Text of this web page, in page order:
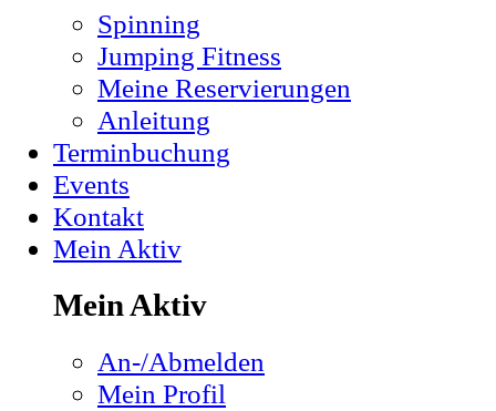
Spinning
Jumping Fitness
Meine Reservierungen
Anleitung
Terminbuchung
Events
Kontakt
Mein Aktiv
Mein Aktiv
An-/Abmelden
Mein Profil